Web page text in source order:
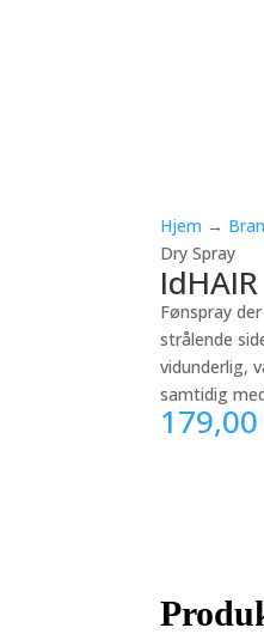
Hjem →
Dry Spray
Fønspray
strålende
vidunderlig,
samtidig
179,00